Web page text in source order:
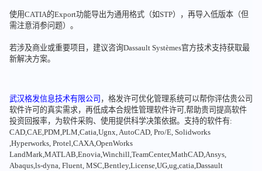
使用CATIA的Export功能导出为通用格式（如STP），再导入低版本（但
需注意消参问题）。
若涉及商业或重要项目，建议咨询Dassault Systèmes官方技术支持获取最
新解决方案。
武汉格发信息技术有限公司 ，格发许可优化管理系统可以帮你评估贵公司
软件许可的真实需求，再低成本合规性管理软件许可,帮助贵司提高软件
投资回报率，为软件采购、使用提供科学决策依据。支持的软件有:
CAD,CAE,PDM,PLM,Catia,Ugnx, AutoCAD, Pro/E, Solidworks
,Hyperworks, Protel,CAXA,OpenWorks
LandMark,MATLAB,Enovia,Winchill,TeamCenter,MathCAD,Ansys,
Abaqus,ls-dyna, Fluent, MSC,Bentley,License,UG,ug,catia,Dassault